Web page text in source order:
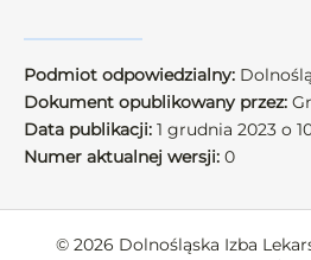
Podmiot odpowiedzialny:
Dokument opublikowany przez:
Data publikacji: 1 grudnia 2023 o
Numer aktualnej wersji: 0
© 2026 Dolnośląska Izba